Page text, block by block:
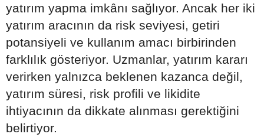
yatırım yapma imkânı sağlıyor. Ancak her iki
yatırım aracının da risk seviyesi, getiri
potansiyeli ve kullanım amacı birbirinden
farklılık gösteriyor. Uzmanlar, yatırım kararı
verirken yalnızca beklenen kazanca değil,
yatırım süresi, risk profili ve likidite
ihtiyacının da dikkate alınması gerektiğini
belirtiyor.